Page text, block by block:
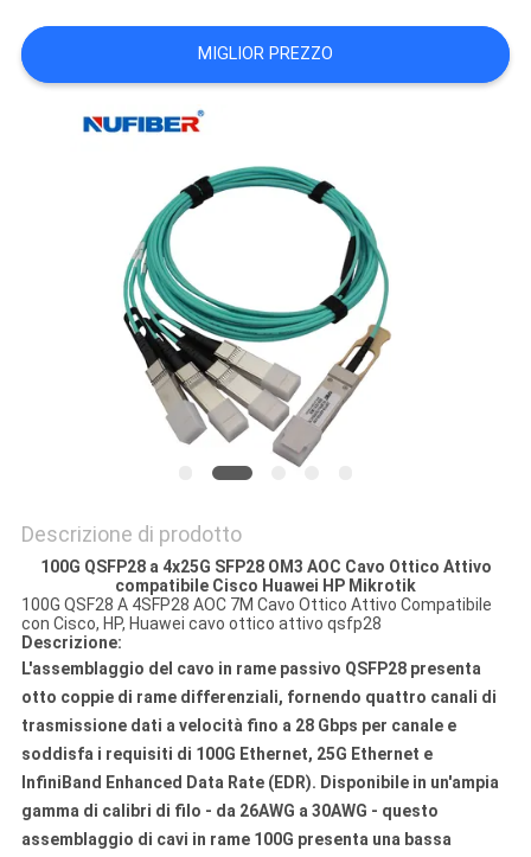
MAPPA
DEL
PRIVACY
MIGLIOR PREZZO
Descrizione di prodotto
100G QSFP28 a 4x25G SFP28 OM3 AOC Cavo Ottico Attivo
compatibile Cisco Huawei HP Mikrotik
100G QSF28 A 4SFP28 AOC 7M Cavo Ottico Attivo Compatibile
con Cisco, HP, Huawei cavo ottico attivo qsfp28
Descrizione:
L'assemblaggio del cavo in rame passivo QSFP28 presenta
otto coppie di rame differenziali, fornendo quattro canali di
trasmissione dati a velocità fino a 28 Gbps per canale e
soddisfa i requisiti di 100G Ethernet, 25G Ethernet e
InfiniBand Enhanced Data Rate (EDR). Disponibile in un'ampia
gamma di calibri di filo - da 26AWG a 30AWG - questo
assemblaggio di cavi in rame 100G presenta una bassa